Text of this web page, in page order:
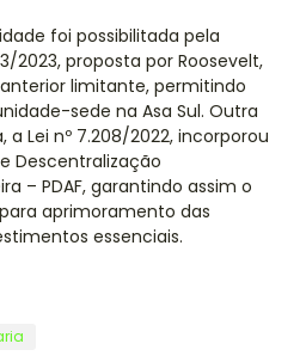
foi possibilitada pela
2023, proposta por Roosevelt,
limitante, permitindo
sede na Asa Sul. Outra
Lei nº 7.208/2022, incorporou
Descentralização
– PDAF, garantindo assim o
aprimoramento das
essenciais.